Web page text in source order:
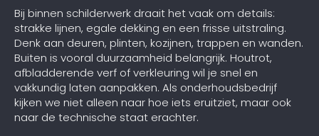
Bij binnen schilderwerk draait het vaak om details:
strakke lijnen, egale dekking en een frisse uitstraling.
Denk aan deuren, plinten, kozijnen, trappen en wanden.
Buiten is vooral duurzaamheid belangrijk. Houtrot,
afbladderende verf of verkleuring wil je snel en
vakkundig laten aanpakken. Als onderhoudsbedrijf
kijken we niet alleen naar hoe iets eruitziet, maar ook
naar de technische staat erachter.